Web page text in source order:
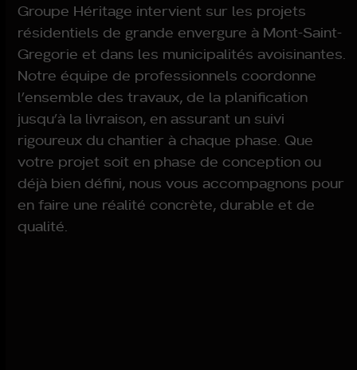
Groupe Héritage intervient sur les projets
résidentiels de grande envergure à Mont-Saint-
Gregorie et dans les municipalités avoisinantes.
Notre équipe de professionnels coordonne
l’ensemble des travaux, de la planification
jusqu’à la livraison, en assurant un suivi
rigoureux du chantier à chaque phase. Que
votre projet soit en phase de conception ou
déjà bien défini, nous vous accompagnons pour
en faire une réalité concrète, durable et de
qualité.